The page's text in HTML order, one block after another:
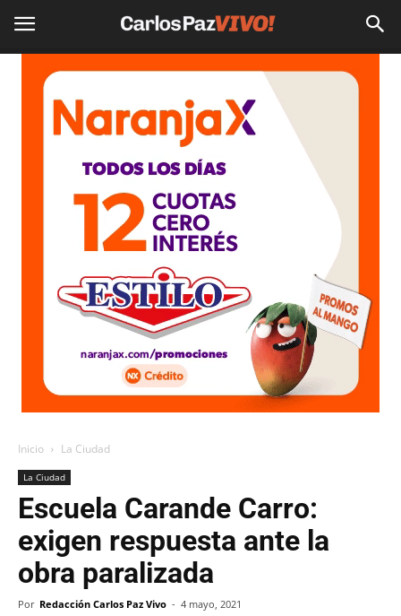
Inicio La Ciudad
La Ciudad
Escuela Carande Carro:
exigen respuesta ante la
obra paralizada
Por Redacción Carlos Paz Vivo - 4 mayo, 2021